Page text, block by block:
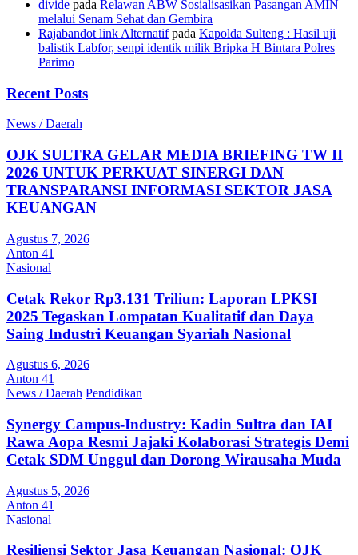
divide pada Relawan ABW Sosialisasikan Pasangan AMIN
melalui Senam Sehat dan Gembira
Rajabandot link Alternatifpada Kapolda Sulteng : Hasil uji
balistik Labfor, senpi identik milik Bripka H Bintara Polres
Parimo
Recent Posts
News / Daerah
OJK SULTRA GELAR MEDIA BRIEFING TW II
2026 UNTUK PERKUAT SINERGI DAN
TRANSPARANSI INFORMASI SEKTOR JASA
KEUANGAN
Agustus 7, 2026
Anton 41
Nasional
Cetak Rekor Rp3.131 Triliun: Laporan LPKSI
2025 Tegaskan Lompatan Kualitatif dan Daya
Saing Industri Keuangan Syariah Nasional
Agustus 6, 2026
Anton 41
News / Daerah Pendidikan
Synergy Campus-Industry: Kadin Sultra dan IAI
Rawa Aopa Resmi Jajaki Kolaborasi Strategis Demi
Cetak SDM Unggul dan Dorong Wirausaha Muda
Agustus 5, 2026
Anton 41
Nasional
Resiliensi Sektor Jasa Keuangan Nasional: OJK